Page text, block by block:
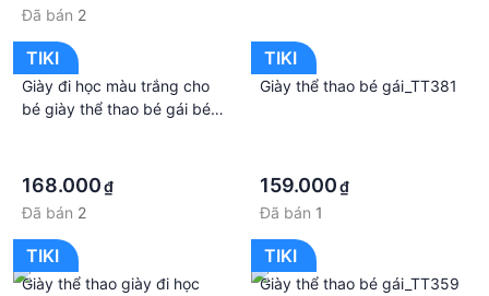
Đã bán 2
TIKI
Giày đi học màu trắng cho
bé giày thể thao bé gái bé
168.000₫
Đã bán 2
TIKI
Giày thể thao bé gái_TT381
159.000₫
Đã bán 1
TIKI
Giày thể thao giày đi học
TIKI
Giày thể thao bé gái_TT359